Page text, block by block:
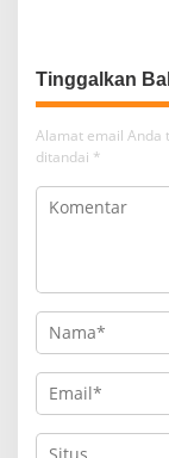
Tinggalkan
Alamat email Anda
ditandai *